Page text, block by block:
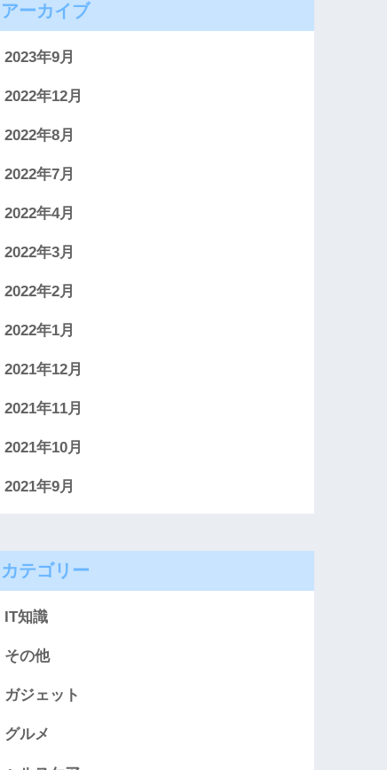
アーカイブ
2023年9月
2022年12月
2022年8月
2022年7月
2022年4月
2022年3月
2022年2月
2022年1月
2021年12月
2021年11月
2021年10月
2021年9月
カテゴリー
IT知識
その他
ガジェット
グルメ